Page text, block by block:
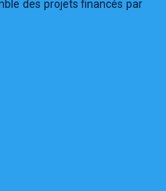
des projets financés par